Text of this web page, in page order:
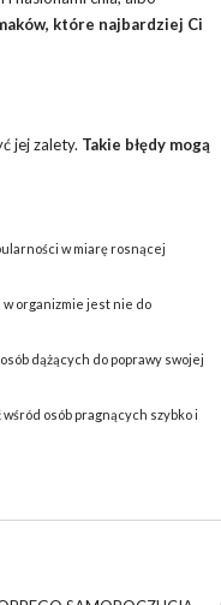
które najbardziej Ci
jej zalety. Takie błędy mogą
w miarę rosnącej
w organizmie jest nie do
dążących do poprawy swojej
osób pragnących szybko i